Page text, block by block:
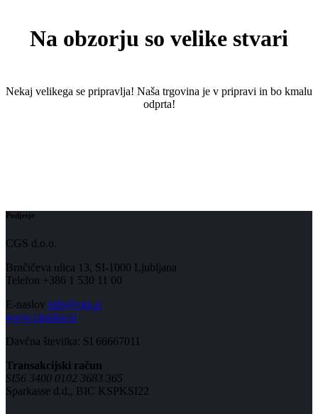
Na obzorju so velike stvari
Nekaj ​​velikega se pripravlja! Naša trgovina je v pripravi in ​​bo kmalu
odprta!
Podjetje
CGS d.o.o.
Brnčičeva ulica 13, SI-1000 Ljubljana
Telefon +386 1 530 11 00
E-naslov info@cgs.si
www.cgsplus.si
Davčna številka: SI 66667011
Transakcijski račun
SI56 3400 0102 3683 365
Sparkasse d.d., BIC KSPKSI22